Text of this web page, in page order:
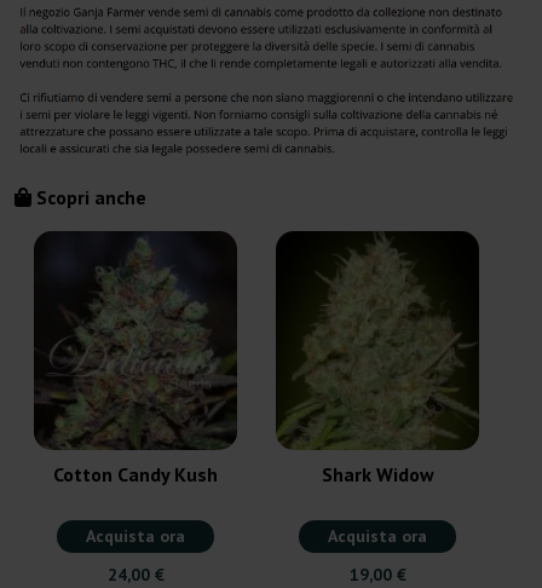
Scopri anche
Cotton Candy Kush
Acquista ora
24,00 €
Shark Widow
Acquista ora
19,00 €